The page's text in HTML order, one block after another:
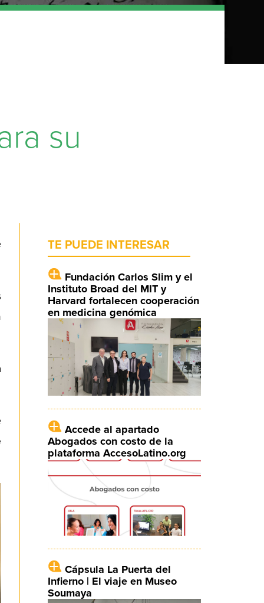
su
TE PUEDE INTERESAR
Fundación Carlos Slim y el
Instituto Broad del MIT y
Harvard fortalecen cooperación
en medicina genómica
Accede al apartado
Abogados con costo de la
plataforma AccesoLatino.org
Cápsula La Puerta del
Infierno | El viaje en Museo
Soumaya